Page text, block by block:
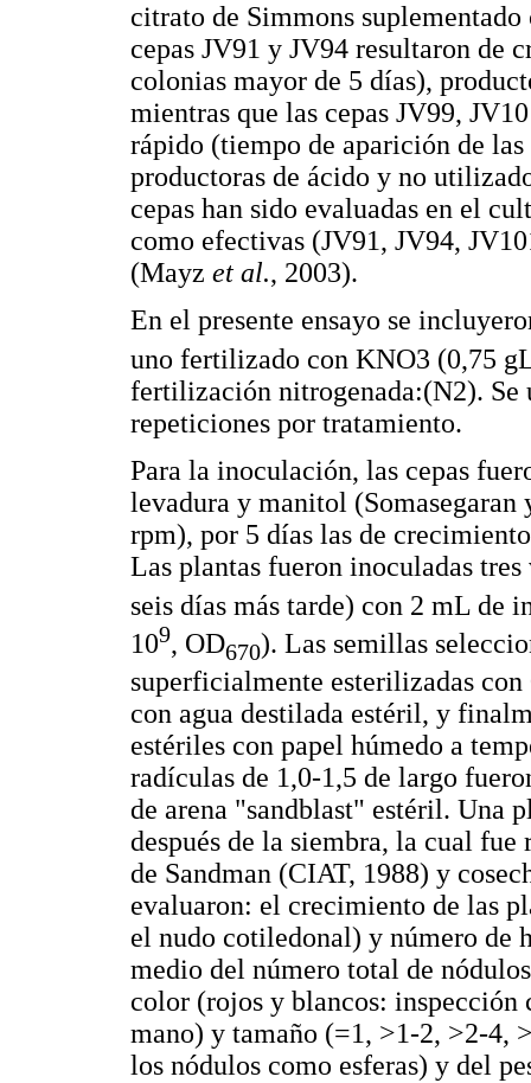
citrato de Simmons
cepas JV91 y JV94 resultaron de
colonias mayor de 5 días),
mientras que las cepas JV99,
rápido (tiempo de aparición de
productoras de ácido y no
cepas han sido evaluadas en el
como efectivas (JV91, JV94,
(Mayz et al., 2003).
En el presente ensayo se
uno fertilizado con KNO3 (0,75
fertilización nitrogenada:(N2). Se
repeticiones por tratamiento.
Para la inoculación, las cepas
levadura y manitol
rpm), por 5 días las de
Las plantas fueron inoculadas
seis días más tarde) con 2 mL de
109, OD670). Las semillas
superficialmente esterilizadas
con agua destilada estéril, y
estériles con papel húmedo a
radículas de 1,0-1,5 de largo
de arena "sandblast" estéril. Una
después de la siembra, la cual
de Sandman (CIAT, 1988) y
evaluaron: el crecimiento de las
el nudo cotiledonal) y número de
medio del número total de
color (rojos y blancos: inspección
mano) y tamaño (=1, >1-2, >2-4,
los nódulos como esferas) y del